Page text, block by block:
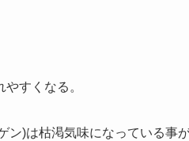
すくなる。
ン)は枯渇気味になっている事